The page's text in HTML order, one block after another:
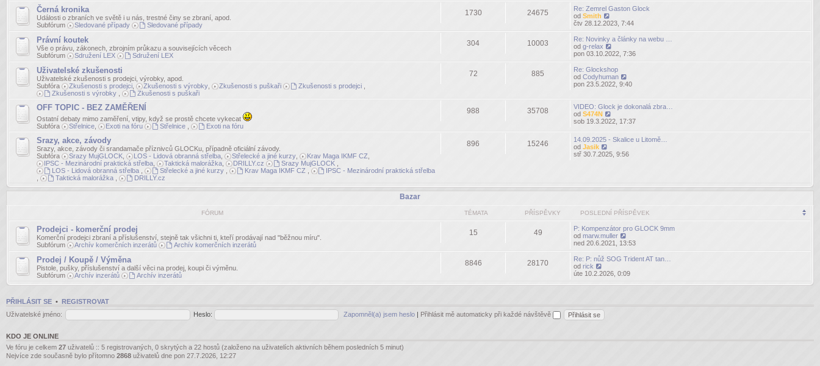
Černá kronika
Události o zbraních ve světě i u nás, trestné činy se zbraní, apod.
Subfórum
Sledované případy Sledované případy
1730 24675
Re: Zemrel Gaston Glock
odSmith
Zobrazit
poslední
příspěvek
čtv 28.12.2023, 7:44
Právní koutek
Vše o právu, zákonech, zbrojním průkazu a souvisejících věcech
Subfórum
Sdružení LEX Sdružení LEX
304 10003
Re: Novinky a články na webu …
odg-relax
Zobrazit
poslední
příspěvek
pon 03.10.2022, 7:36
Uživatelské zkušenosti
Uživatelské zkušenosti s prodejci, výrobky, apod.
Subfóra
Zkušenosti s prodejci Zkušenosti s výrobky Zkušenosti s puškaři Zkušenosti s prodejci,
Zkušenosti s výrobky, Zkušenosti s puškaři
72 885
Re: Glockshop
odCodyhuman
Zobrazit
příspěvek
pon 23.5.2022, 9:40
OFF TOPIC - BEZ ZAMĚŘENÍ
Ostatní debaty mimo zaměření, vtipy, když se prostě chcete vykecat
Subfóra
Střelnice Exoti na fóru Střelnice, Exoti na fóru
988 35708
VIDEO: Glock je dokonalá zbra…
odS474N
Zobrazit
sob 19.3.2022, 17:37
Srazy, akce, závody
Srazy, akce, závody či srandamače příznivců GLOCKu, případně oficiální závody.
Subfóra
Srazy MujGLOCK LOS - Lidová obranná střelba Střelecké a jiné kurzy Krav Maga IKMF CZ
IPSC - Mezinárodní praktická střelba
Taktická malorážka DRILLY.cz Srazy MujGLOCK,
LOS - Lidová obranná střelba, Střelecké a jiné kurzy, Krav Maga IKMF CZ
IPSC - Mezinárodní praktická střelba
Taktická malorážka, DRILLY.cz
896 15246
14.09.2025 - Skalice u Litomě…
odJasik
Zobrazit
stř 30.7.2025, 9:56
Bazar
FÓRUM TÉMATA PŘÍSPĚVKY POSLEDNÍ PŘÍSPĚVEK
Prodejci - komerční prodej
Komerční prodejci zbraní a příslušenství, stejně tak všichni ti, kteří prodávají nad "běžnou míru".
Subfórum
Archív komerčních inzerátů Archív komerčních inzerátů
15 49
P: Kompenzátor pro GLOCK 9mm
odmarw.muller
Zobrazit
poslední
příspěvek
ned 20.6.2021, 13:53
Prodej / Koupě / Výměna
Pistole, pušky, příslušenství a další věci na prodej, koupi či výměnu.
Subfórum
Archív inzerátů Archív inzerátů
8846 28170
Re: P: nůž SOG Trident AT tan…
odrick
Zobrazit
příspěvek
úte 10.2.2026, 0:09
PŘIHLÁSIT SE • REGISTROVAT
Uživatelské jméno:
Heslo: Zapomněl(a) jsem heslo | Přihlásit mě automaticky při každé návštěvě
KDO JE ONLINE
Ve fóru je celkem 27 uživatelů :: 5 registrovaných, 0 skrytých a 22 hostů (založeno na uživatelích aktivních během posledních 5 minut)
Nejvíce zde současně bylo přítomno 2868 uživatelů dne pon 27.7.2026, 12:27